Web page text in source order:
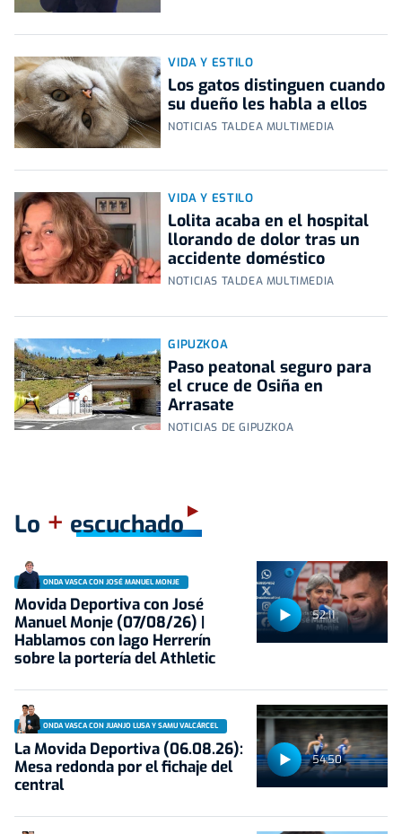
VIDA Y ESTILO
Los gatos distinguen cuando
su dueño les habla a ellos
NOTICIAS TALDEA MULTIMEDIA
VIDA Y ESTILO
Lolita acaba en el hospital
llorando de dolor tras un
accidente doméstico
NOTICIAS TALDEA MULTIMEDIA
GIPUZKOA
Paso peatonal seguro para
el cruce de Osiña en
Arrasate
NOTICIAS DE GIPUZKOA
Lo + escuchado
52:11
ONDA VASCA CON JOSÉ MANUEL MONJE
Movida Deportiva con José
Manuel Monje (07/08/26) |
Hablamos con Iago Herrerín
sobre la portería del Athletic
54:50
ONDA VASCA CON JUANJO LUSA Y SAMU VALCÁRCEL
La Movida Deportiva (06.08.26):
Mesa redonda por el fichaje del
central